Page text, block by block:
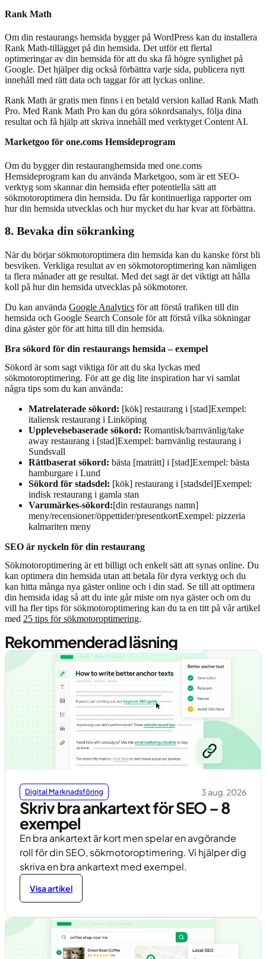
Rank Math
Om din restaurangs hemsida bygger på WordPress kan du installera
Rank Math-tillägget på din hemsida. Det utför ett flertal
optimeringar av din hemsida för att du ska få högre synlighet på
Google. Det hjälper dig också förbättra varje sida, publicera nytt
innehåll med rätt data och taggar för att lyckas online.
Rank Math är gratis men finns i en betald version kallad Rank Math
Pro. Med Rank Math Pro kan du göra sökordsanalys, följa dina
resultat och få hjälp att skriva innehåll med verktyget Content AI.
Marketgoo för one.coms Hemsideprogram
Om du bygger din restauranghemsida med one.coms
Hemsideprogram kan du använda Marketgoo, som är ett SEO-
verktyg som skannar din hemsida efter potentiella sätt att
sökmotoroptimera din hemsida. Du får kontinuerliga rapporter om
hur din hemsida utvecklas och hur mycket du har kvar att förbättra.
8. Bevaka din sökranking
När du börjar sökmotoroptimera din hemsida kan du kanske först bli
besviken. Verkliga resultat av en sökmotoroptimering kan nämligen
ta flera månader att ge resultat. Med det sagt är det viktigt att hålla
koll på hur din hemsida utvecklas på sökmotorer.
Du kan använda Google Analytics för att förstå trafiken till din
hemsida och Google Search Console för att förstå vilka sökningar
dina gäster gör för att hitta till din hemsida.
Bra sökord för din restaurangs hemsida – exempel
Sökord är som sagt viktiga för att du ska lyckas med
sökmotoroptimering. För att ge dig lite inspiration har vi samlat
några tips som du kan använda:
Matrelaterade sökord: [kök] restaurang i [stad]Exempel:
italiensk restaurang i Linköping
Upplevelsebaserade sökord: Romantisk/barnvänlig/take
away restaurang i [stad]Exempel: barnvänlig restaurang i
Sundsvall
Rättbaserat sökord: bästa [maträtt] i [stad]Exempel: bästa
hamburgare i Lund
Sökord för stadsdel: [kök] restaurang i [stadsdel]Exempel:
indisk restaurang i gamla stan
Varumärkes-sökord:[din restaurangs namn]
meny/recensioner/öppettider/presentkortExempel: pizzeria
kalmariten meny
SEO är nyckeln för din restaurang
Sökmotoroptimering är ett billigt och enkelt sätt att synas online. Du
kan optimera din hemsida utan att betala för dyra verktyg och du
kan hitta många nya gäster online och i din stad. Se till att optimera
din hemsida idag så att du inte går miste om nya gäster och om du
vill ha fler tips för sökmotoroptimering kan du ta en titt på vår artikel
med 25 tips för sökmotoroptimering.
Rekommenderad läsning
Digital Marknadsföring 3 aug. 2026
Skriv bra ankartext för SEO – 8
exempel
En bra ankartext är kort men spelar en avgörande
roll för din SEO, sökmotoroptimering. Vi hjälper dig
skriva en bra ankartext med exempel.
Visa artikel